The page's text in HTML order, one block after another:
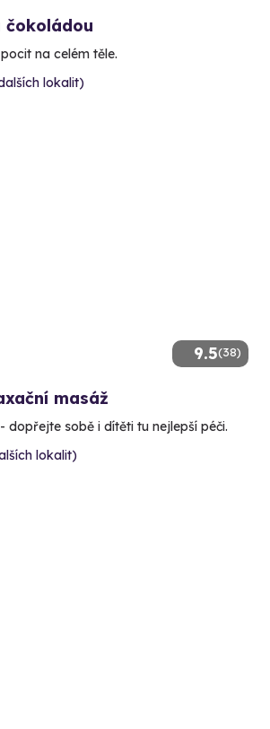
čokoládou
na celém těle.
lokalit)
9.5(38)
masáž
dopřejte sobě i dítěti tu nejlepší péči.
lokalit)